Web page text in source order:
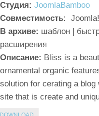
Студия: JoomlaBamboo
Совместимость:
В архиве: шаблон |
расширения
Описание: Bliss is a
ornamental organic
solution for cerating a blog
site that is create and